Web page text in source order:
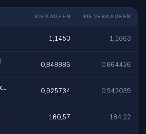
SIE KAUFEN SIE VERKAUFEN
1,1453 1,1663
0,848886 0,864426
Schweizer Franken 0,925734 0,942039
180,57 184,22